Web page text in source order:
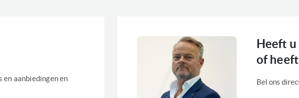
Klapdeur
Elektronische
Met draaiplateau
Stoom functie
aanbiedingen en
Heeft
of
Bel ons